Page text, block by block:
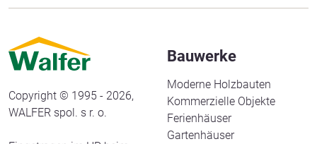
Copyright © 1995 - 2026,
WALFER spol. s r. o.
Bauwerke
Moderne Holzbauten
Kommerzielle Objekte
Ferienhäuser
Gartenhäuser